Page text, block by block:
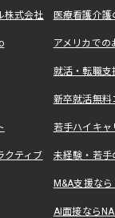
株式会社 医療看護介
アメリカで
就活・転職
新卒就活無料
若手ハイキ
クティブ 未経験・若手
M&A支援な
AI面接なら